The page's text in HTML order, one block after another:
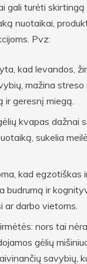
gali turėti
nuotaikai,
Pvz:
kad levandos,
mažina
ir geresnį miegą.
kvapas dažnai
sukelia
kad egzotiškas
budrumą ir
ar darbo vietoms.
nors tai
gėlių
savybių,